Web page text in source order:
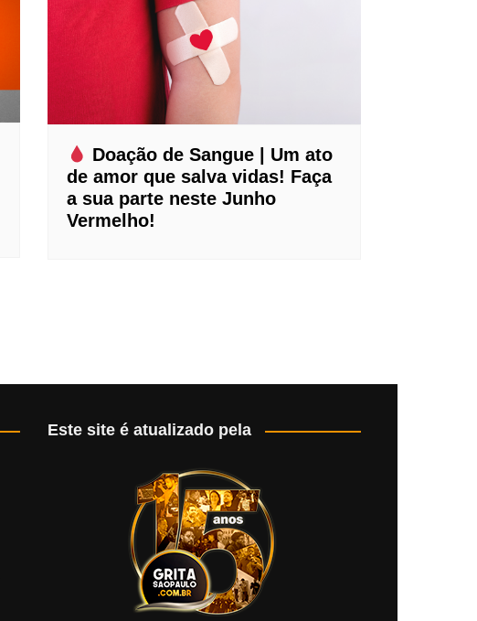
Doação de Sangue | Um ato
de amor que salva vidas! Faça
a sua parte neste Junho
Vermelho!
Este site é atualizado pela